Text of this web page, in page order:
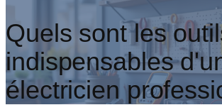
Quels sont les
indispensables
électricien